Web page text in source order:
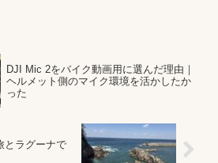
DJI Mic 2をバイク動画用に選んだ理由｜
ヘルメット側のマイク環境を活かしたか
った
とラグーナで